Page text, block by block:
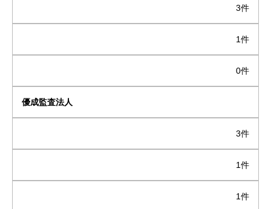
3件
1件
0件
優成監査法人
3件
1件
1件